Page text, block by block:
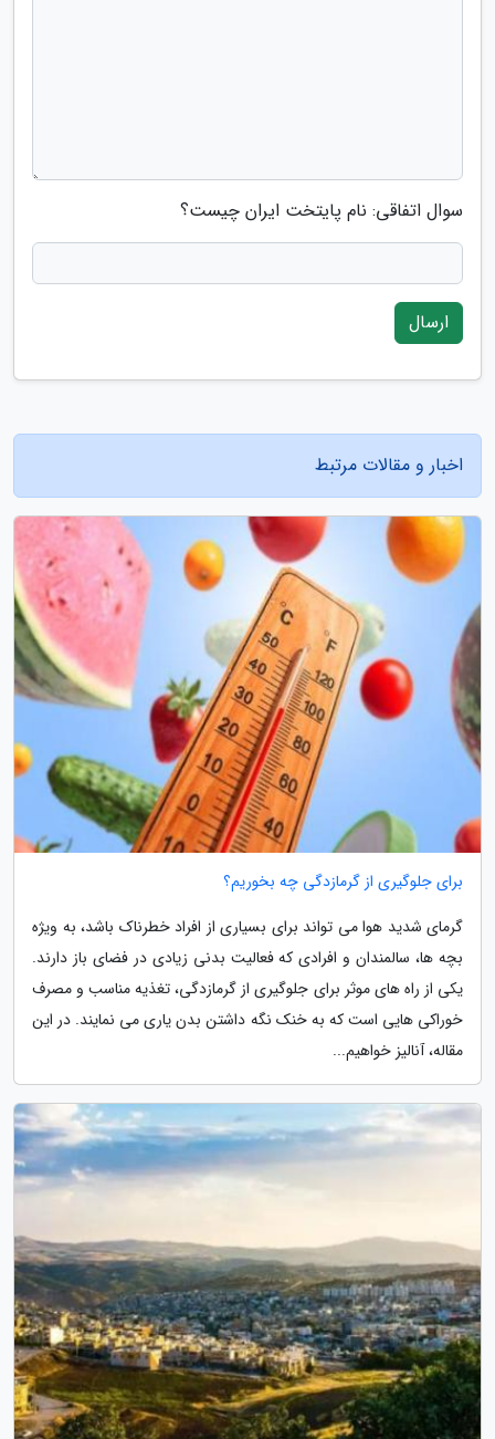
سوال اتفاقی: نام پایتخت ایران چیست؟
ارسال
اخبار و مقالات مرتبط
برای جلوگیری از گرمازدگی چه بخوریم؟
گرمای شدید هوا می تواند برای بسیاری از افراد خطرناک باشد، به ویژه
بچه ها، سالمندان و افرادی که فعالیت بدنی زیادی در فضای باز دارند.
یکی از راه های موثر برای جلوگیری از گرمازدگی، تغذیه مناسب و مصرف
خوراکی هایی است که به خنک نگه داشتن بدن یاری می نمایند. در این
مقاله، آنالیز خواهیم...